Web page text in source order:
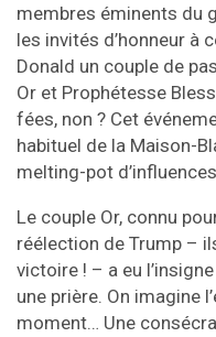
membres éminents du
les invités d’honneur à
Donald un couple de
Or et Prophétesse
fées, non ? Cet
habituel de la Maison-
melting-pot
Le couple Or, connu
réélection de Trump –
victoire ! – a eu
une prière. On imagine
moment… Une